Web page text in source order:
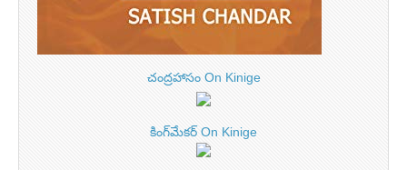
చంద్రహాసం On Kinige
కింగ్‌మేకర్ On Kinige